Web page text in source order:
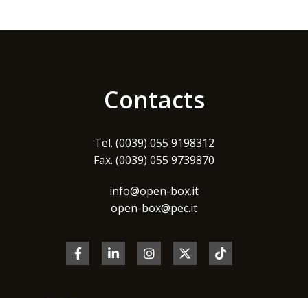
Contacts
Tel. (0039) 055 9198312
Fax. (0039) 055 9739870
info@open-box.it
open-box@pec.it